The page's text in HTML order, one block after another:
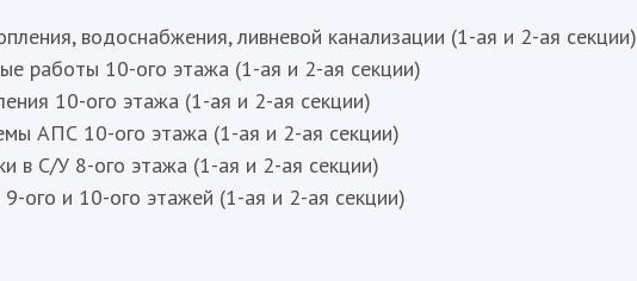
водоснабжения, ливневой канализации (1-ая и 2-ая секции)
работы 10-ого этажа (1-ая и 2-ая секции)
10-ого этажа (1-ая и 2-ая секции)
АПС 10-ого этажа (1-ая и 2-ая секции)
в С/У 8-ого этажа (1-ая и 2-ая секции)
ого и 10-ого этажей (1-ая и 2-ая секции)